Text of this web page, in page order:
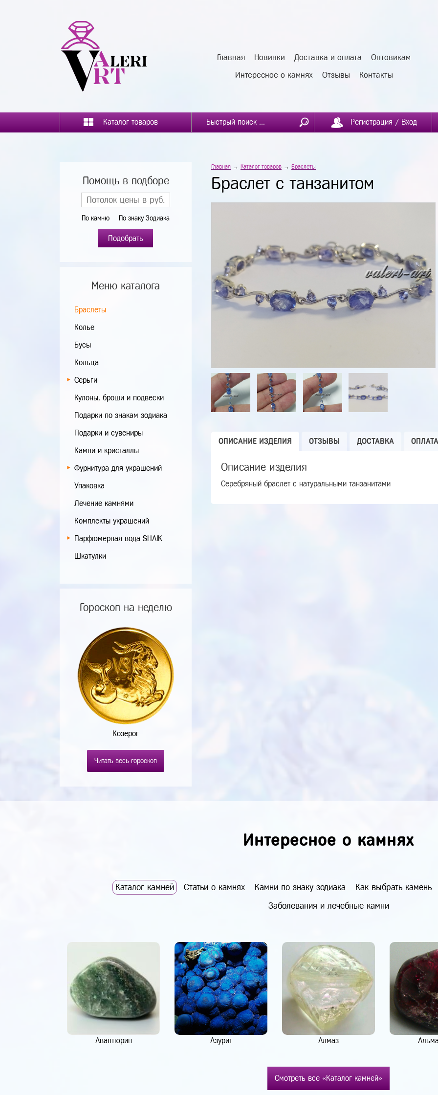
Главная Новинки Доставка и оплата Оптовикам
Интересное о камнях Отзывы Контакты
Каталог товаров Регистрация / Вход
Помощь в подборе
По камню По знаку Зодиака
Подобрать
Меню каталога
Браслеты
Колье
Бусы
Кольца
Серьги
Кулоны, броши и подвески
Подарки по знакам зодиака
Подарки и сувениры
Камни и кристаллы
Фурнитура для украшений
Упаковка
Лечение камнями
Комплекты украшений
Парфюмерная вода SHAIK
Шкатулки
Гороскоп на неделю
Козерог
Читать весь гороскоп
Главная → Каталог товаров → Браслеты
Браслет с танзанитом
ОПИСАНИЕ ИЗДЕЛИЯ ОТЗЫВЫ ДОСТАВКА ОПЛАТА
Описание изделия
Серебряный браслет с натуральными танзанитами
Интересное о камнях
Каталог камней Статьи о камнях Камни по знаку зодиака Как выбрать камень
Заболевания и лечебные камни
Авантюрин Азурит Алмаз
Смотреть все «Каталог камней»